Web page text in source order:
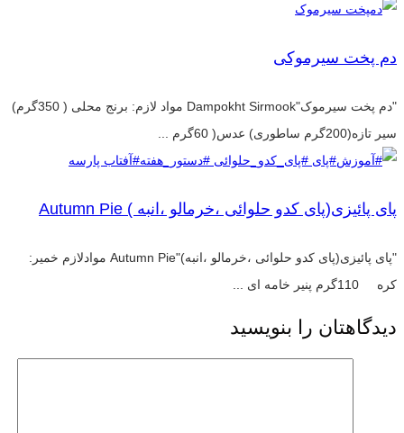
دم پخت سیرموکی
"دم پخت سیرموک"Dampokht Sirmook مواد لازم: برنج محلی ( 350گرم)
سیر تازه(200گرم ساطوری) عدس( 60گرم ...
پای پائیزی(پای کدو حلوائی ،خرمالو ،انبه ) Autumn Pie
"پای پائیزی(پای کدو حلوائی ،خرمالو ،انبه)"Autumn Pie موادلازم خمیر:
کره 110گرم پنیر خامه ای ...
دیدگاهتان را بنویسید